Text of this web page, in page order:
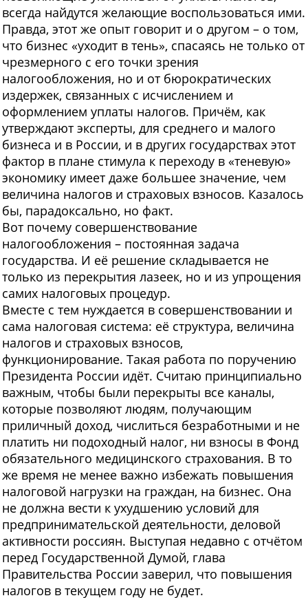
всегда найдутся желающие воспользоваться ими.
Правда, этот же опыт говорит и о другом – о том,
что бизнес «уходит в тень», спасаясь не только от
чрезмерного с его точки зрения
налогообложения, но и от бюрократических
издержек, связанных с исчислением и
оформлением уплаты налогов. Причём, как
утверждают эксперты, для среднего и малого
бизнеса и в России, и в других государствах этот
фактор в плане стимула к переходу в «теневую»
экономику имеет даже большее значение, чем
величина налогов и страховых взносов. Казалось
бы, парадоксально, но факт.
Вот почему совершенствование
налогообложения – постоянная задача
государства. И её решение складывается не
только из перекрытия лазеек, но и из упрощения
самих налоговых процедур.
Вместе с тем нуждается в совершенствовании и
сама налоговая система: её структура, величина
налогов и страховых взносов,
функционирование. Такая работа по поручению
Президента России идёт. Считаю принципиально
важным, чтобы были перекрыты все каналы,
которые позволяют людям, получающим
приличный доход, числиться безработными и не
платить ни подоходный налог, ни взносы в Фонд
обязательного медицинского страхования. В то
же время не менее важно избежать повышения
налоговой нагрузки на граждан, на бизнес. Она
не должна вести к ухудшению условий для
предпринимательской деятельности, деловой
активности россиян. Выступая недавно с отчётом
перед Государственной Думой, глава
Правительства России заверил, что повышения
налогов в текущем году не будет.